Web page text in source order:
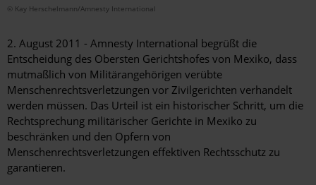
© Kay Herschelmann/Amnesty International
2. August 2011 - Amnesty International begrüßt die
Entscheidung des Obersten Gerichtshofes von Mexiko, dass
mutmaßlich von Militärangehörigen verübte
Menschenrechtsverletzungen vor Zivilgerichten verhandelt
werden müssen. Das Urteil ist ein historischer Schritt, um die
Rechtsprechung militärischer Gerichte in Mexiko zu
beschränken und den Opfern von
Menschenrechtsverletzungen effektiven Rechtsschutz zu
garantieren.